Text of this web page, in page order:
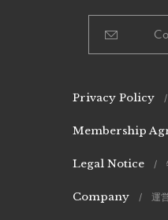
Privacy Policy
Membership
Legal Notice /
Company / 運